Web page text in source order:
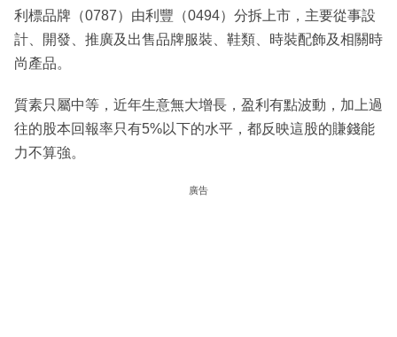
利標品牌（0787）由利豐（0494）分拆上市，主要從事設
計、開發、推廣及出售品牌服裝、鞋類、時裝配飾及相關時
尚產品。
質素只屬中等，近年生意無大增長，盈利有點波動，加上過
往的股本回報率只有5%以下的水平，都反映這股的賺錢能
力不算強。
廣告